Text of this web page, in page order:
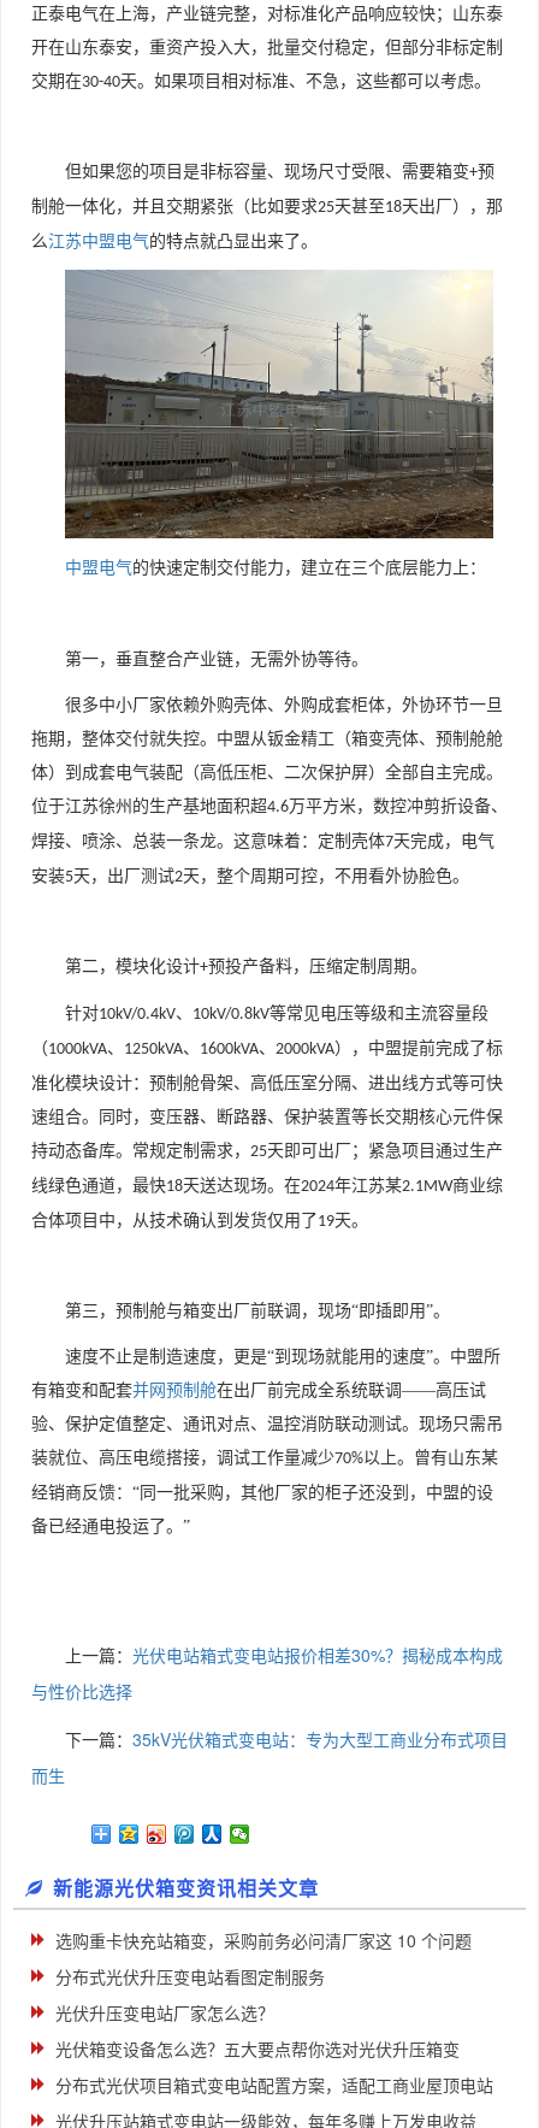
正泰电气在上海，产业链完整，对标准化产品响应较快；山东泰
开在山东泰安，重资产投入大，批量交付稳定，但部分非标定制
交期在30-40天。如果项目相对标准、不急，这些都可以考虑。
但如果您的项目是非标容量、现场尺寸受限、需要箱变+预
制舱一体化，并且交期紧张（比如要求25天甚至18天出厂），那
么江苏中盟电气的特点就凸显出来了。
中盟电气的快速定制交付能力，建立在三个底层能力上：
第一，垂直整合产业链，无需外协等待。
很多中小厂家依赖外购壳体、外购成套柜体，外协环节一旦
拖期，整体交付就失控。中盟从钣金精工（箱变壳体、预制舱舱
体）到成套电气装配（高低压柜、二次保护屏）全部自主完成。
位于江苏徐州的生产基地面积超4.6 万平方米，数控冲剪折设备、
焊接、喷涂、总装一条龙。这意味着：定制壳体7天完成，电气
安装5天，出厂测试2天，整个周期可控，不用看外协脸色。
第二，模块化设计+预投产备料，压缩定制周期。
针对10kV/0.4kV、 10kV/0.8kV等常见电压等级和主流容量段
（1000kVA、 1250kVA、 1600kVA、 2000kVA），中盟提前完成了标
准化模块设计：预制舱骨架、高低压室分隔、进出线方式等可快
速组合。同时，变压器、断路器、保护装置等长交期核心元件保
持动态备库。常规定制需求， 25天即可出厂；紧急项目通过生产
线绿色通道，最快18天送达现场。在2024年江苏某2.1MW商业综
合体项目中，从技术确认到发货仅用了19天。
第三，预制舱与箱变出厂前联调，现场“即插即用”。
速度不止是制造速度，更是“到现场就能用的速度”。中盟所
有箱变和配套并网预制舱在出厂前完成全系统联调——高压试
验、保护定值整定、通讯对点、温控消防联动测试。现场只需吊
装就位、高压电缆搭接，调试工作量减少70%以上。曾有山东某
经销商反馈：“同一批采购，其他厂家的柜子还没到，中盟的设
备已经通电投运了。”
上一篇： 光伏电站箱式变电站报价相差30%？揭秘成本构成
与性价比选择
下一篇： 35kV光伏箱式变电站：专为大型工商业分布式项目
而生
新能源光伏箱变资讯相关文章
选购重卡快充站箱变，采购前务必问清厂家这 10 个问题
分布式光伏升压变电站看图定制服务
光伏升压变电站厂家怎么选？
光伏箱变设备怎么选？五大要点帮你选对光伏升压箱变
分布式光伏项目箱式变电站配置方案，适配工商业屋顶电站
光伏升压站箱式变电站一级能效，每年多赚上万发电收益